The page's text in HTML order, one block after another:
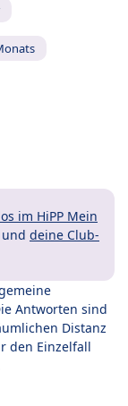
im HiPP Mein
und deine Club-
Antworten sind
Distanz
den Einzelfall